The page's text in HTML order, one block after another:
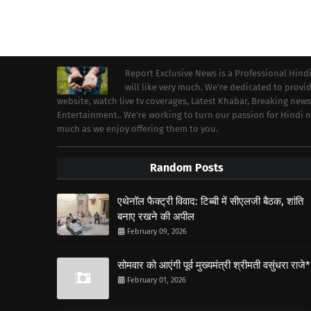
Report Exclusive News is a Professional
will like very much. We're dedicated to
website, watch live tv coverages, Latest Khabar, Breaking
Entertainment.. We're working to turn our passion for Hindi
much as we enjoy offering them to you.
Random Posts
एथेनॉल फैक्ट्री विवाद: टिब्बी में सीएलजी बैठक, शांति
बनाए रखने की अपील
February 09, 2026
सोमवार को आएंगी पूर्व मुख्यमंत्री श्रीमती वसुंधरा राजे*
February 01, 2026